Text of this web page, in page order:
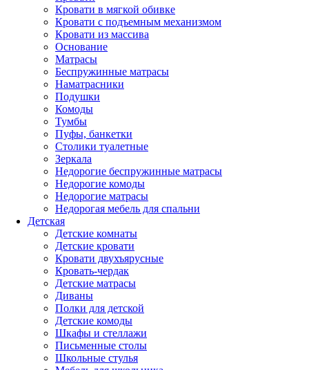
Кровати в мягкой обивке
Кровати с подъемным механизмом
Кровати из массива
Основание
Матрасы
Беспружинные матрасы
Наматрасники
Подушки
Комоды
Тумбы
Пуфы, банкетки
Столики туалетные
Зеркала
Недорогие беспружинные матрасы
Недорогие комоды
Недорогие матрасы
Недорогая мебель для спальни
Детская
Детские комнаты
Детские кровати
Кровати двухъярусные
Кровать-чердак
Детские матрасы
Диваны
Полки для детской
Детские комоды
Шкафы и стеллажи
Письменные столы
Школьные стулья